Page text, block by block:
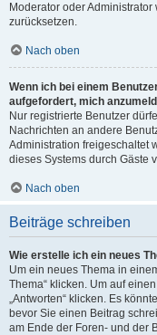
Moderator oder
zurücksetzen.
Nach oben
Wenn ich bei einem
aufgefordert, mich
Nur registrierte Benutzer
Nachrichten an andere
Administration freigeschaltet
dieses Systems durch Gäste
Nach oben
Beiträge schreiben
Wie erstelle ich ein neues
Um ein neues Thema in
Thema“ klicken. Um auf
„Antworten“ klicken. Es
bevor Sie einen Beitrag
am Ende der Foren- und der